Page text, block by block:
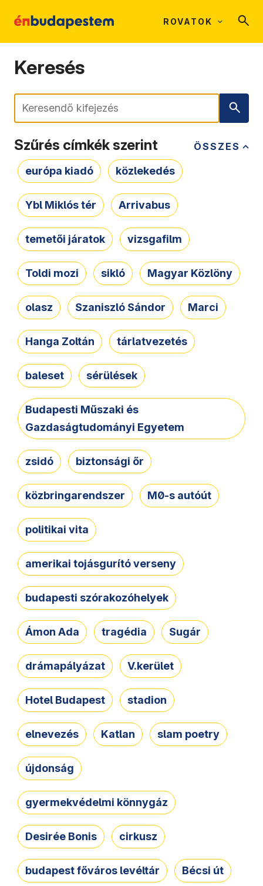
ROVATOK
Keresés
Keresés
ÖSSZES
Szűrés címkék szerint
európa kiadó közlekedés
Ybl Miklós tér Arrivabus
temetői járatok vizsgafilm
Toldi mozi sikló Magyar Közlöny
olasz Szaniszló Sándor Marci
Hanga Zoltán tárlatvezetés
baleset sérülések
Budapesti Műszaki és
Gazdaságtudományi Egyetem
zsidó biztonsági őr
közbringarendszer M0-s autóút
politikai vita
amerikai tojásgurító verseny
budapesti szórakozóhelyek
Ámon Ada tragédia Sugár
drámapályázat V.kerület
Hotel Budapest stadion
elnevezés Katlan slam poetry
újdonság
gyermekvédelmi könnygáz
Desirée Bonis cirkusz
budapest főváros levéltár Bécsi út